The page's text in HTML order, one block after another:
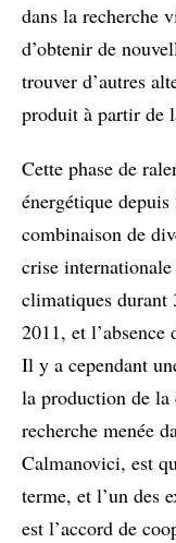
dans la recherche
d’obtenir de
trouver d’autres
produit à partir de
Cette phase de
énergétique
combinaison de
crise
climatiques durant
2011, et l’absence
Il y a cependant
la production de la
recherche menée
Calmanovici, est
terme, et l’un des
est l’accord de